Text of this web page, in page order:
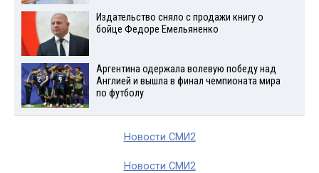
Издательство сняло с продажи книгу о
бойце Федоре Емельяненко
Аргентина одержала волевую победу над
Англией и вышла в финал чемпионата мира
по футболу
Новости СМИ2
Новости СМИ2